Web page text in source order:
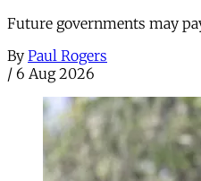
Future governments may
By Paul Rogers
/ 6 Aug 2026